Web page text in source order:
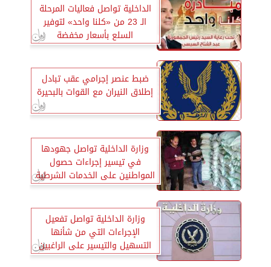
الداخلية تواصل فعاليات المرحلة
الـ 23 من «كلنا واحد» لتوفير
السلع بأسعار مخفضة
ضبط عنصر إجرامي عقب تبادل
إطلاق النيران مع القوات بالبحيرة
وزارة الداخلية تواصل جهودها
في تيسير إجراءات حصول
المواطنين على الخدمات الشرطية
وزارة الداخلية تواصل تفعيل
الإجراءات التي من شأنها
التسهيل والتيسير على الراغبين
فى الحصول على الخدمات